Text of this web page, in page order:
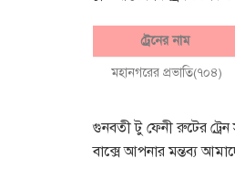
ট্রেনের নাম
মহানগরের প্রভাতি(৭০৪)
গুনবতী টু ফেনী রুটের
বাক্সে আপনার মন্তব্য